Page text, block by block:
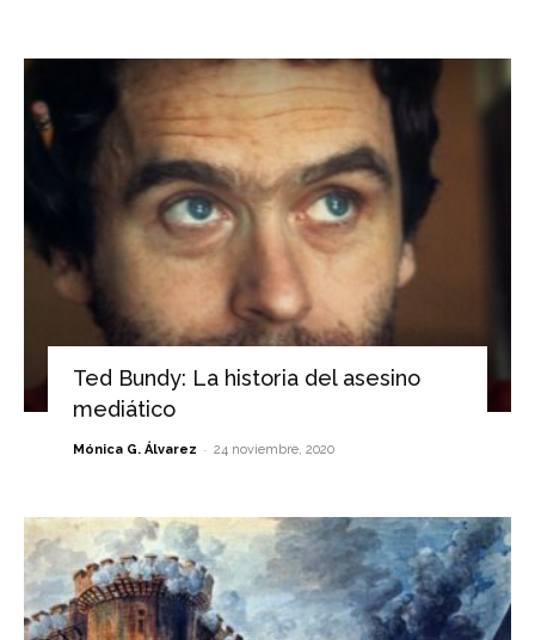
Ted Bundy: La historia del asesino
mediático
Mónica G. Álvarez - 24 noviembre, 2020